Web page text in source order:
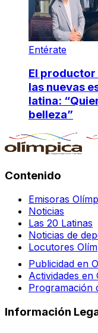
Entérate
El productor
las nuevas
latina:
belleza”
Contenido
Emisoras
Noticias
Las 20 Latinas
Noticias de
Locutores
Publicidad en
Actividades en
Programación
Información